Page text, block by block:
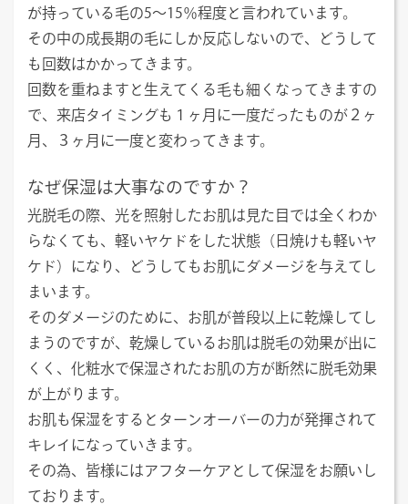
が持っている毛の5～15％程度と言われています。
その中の成長期の毛にしか反応しないので、どうして
も回数はかかってきます。
回数を重ねますと生えてくる毛も細くなってきますの
で、来店タイミングも１ヶ月に一度だったものが２ヶ
月、３ヶ月に一度と変わってきます。
なぜ保湿は大事なのですか？
光脱毛の際、光を照射したお肌は見た目では全くわか
らなくても、軽いヤケドをした状態（日焼けも軽いヤ
ケド）になり、どうしてもお肌にダメージを与えてし
まいます。
そのダメージのために、お肌が普段以上に乾燥してし
まうのですが、乾燥しているお肌は脱毛の効果が出に
くく、化粧水で保湿されたお肌の方が断然に脱毛効果
が上がります。
お肌も保湿をするとターンオーバーの力が発揮されて
キレイになっていきます。
その為、皆様にはアフターケアとして保湿をお願いし
ております。